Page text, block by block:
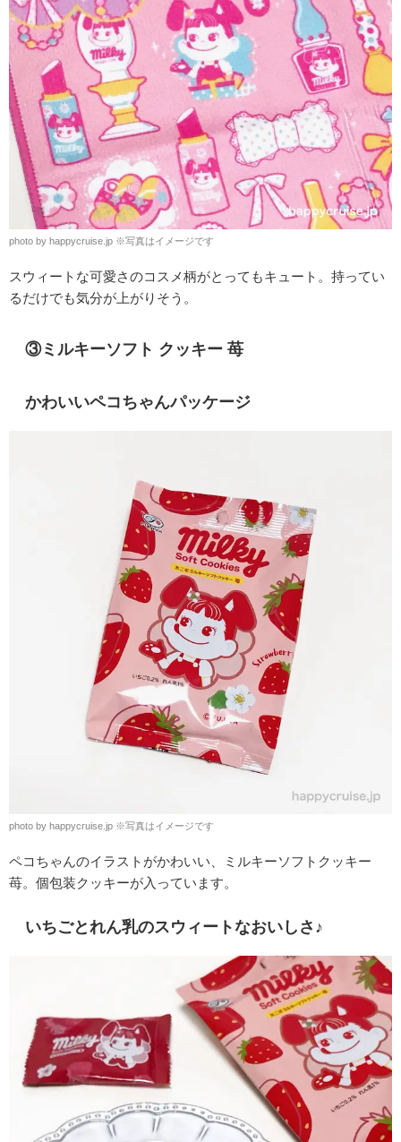
photo by happycruise.jp ※写真はイメージです
スウィートな可愛さのコスメ柄がとってもキュート。持ってい
るだけでも気分が上がりそう。
③ミルキーソフト クッキー 苺
かわいいペコちゃんパッケージ
photo by happycruise.jp ※写真はイメージです
ペコちゃんのイラストがかわいい、ミルキーソフトクッキー
苺。個包装クッキーが入っています。
いちごとれん乳のスウィートなおいしさ♪